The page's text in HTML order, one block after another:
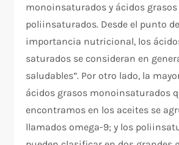
monoinsaturados y ácidos grasos
poliinsaturados. Desde el punto
importancia nutricional, los
saturados se consideran en
saludables”. Por otro lado, la
ácidos grasos monoinsaturados
encontramos en los aceites se
llamados omega-9; y los